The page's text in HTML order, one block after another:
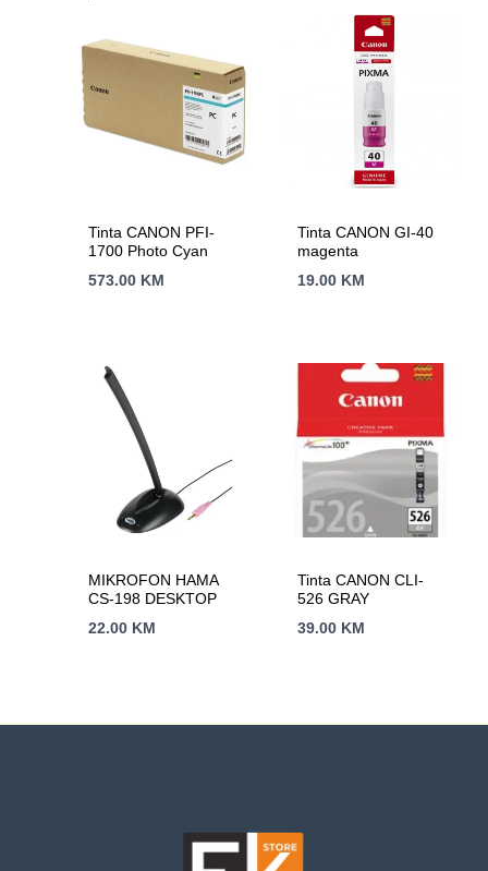
Tinta CANON PFI-
1700 Photo Cyan
573.00 KM
Tinta CANON GI-40
magenta
19.00 KM
MIKROFON HAMA
CS-198 DESKTOP
22.00 KM
Tinta CANON CLI-
526 GRAY
39.00 KM